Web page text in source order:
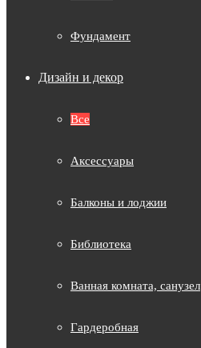
Фундамент
Дизайн и декор
Все
Аксессуары
Балконы и лоджии
Библиотека
Ванная комната, санузел
Гардеробная